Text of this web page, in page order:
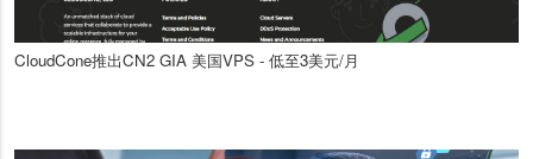
CloudCone推出CN2 GIA 美国VPS - 低至3美元/月